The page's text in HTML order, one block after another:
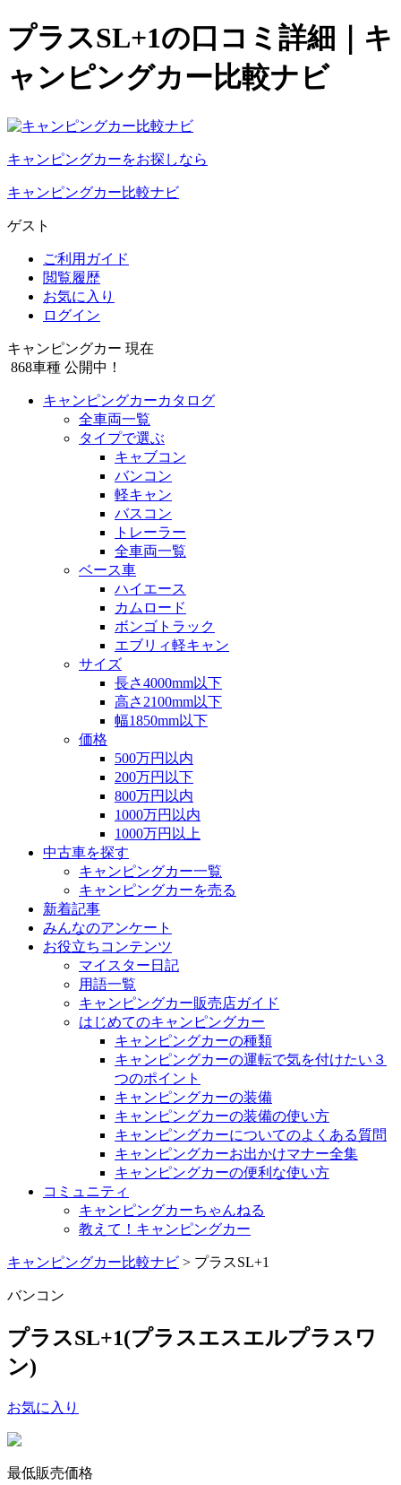
プラスSL+1の口コミ詳細｜キ
ャンピングカー比較ナビ
キャンピングカーをお探しなら
キャンピングカー比較ナビ
ゲスト
ご利用ガイド
閲覧履歴
お気に入り
ログイン
キャンピングカー 現在
868車種 公開中！
キャンピングカーカタログ
全車両一覧
タイプで選ぶ
キャブコン
バンコン
軽キャン
バスコン
トレーラー
全車両一覧
ベース車
ハイエース
カムロード
ボンゴトラック
エブリィ軽キャン
サイズ
長さ4000mm以下
高さ2100mm以下
幅1850mm以下
価格
500万円以内
200万円以下
800万円以内
1000万円以内
1000万円以上
中古車を探す
キャンピングカー一覧
キャンピングカーを売る
新着記事
みんなのアンケート
お役立ちコンテンツ
マイスター日記
用語一覧
キャンピングカー販売店ガイド
はじめてのキャンピングカー
キャンピングカーの種類
キャンピングカーの運転で気を付けたい３
つのポイント
キャンピングカーの装備
キャンピングカーの装備の使い方
キャンピングカーについてのよくある質問
キャンピングカーお出かけマナー全集
キャンピングカーの便利な使い方
コミュニティ
キャンピングカーちゃんねる
教えて！キャンピングカー
キャンピングカー比較ナビ > プラスSL+1
バンコン
プラスSL+1(プラスエスエルプラスワ
ン)
お気に入り
最低販売価格